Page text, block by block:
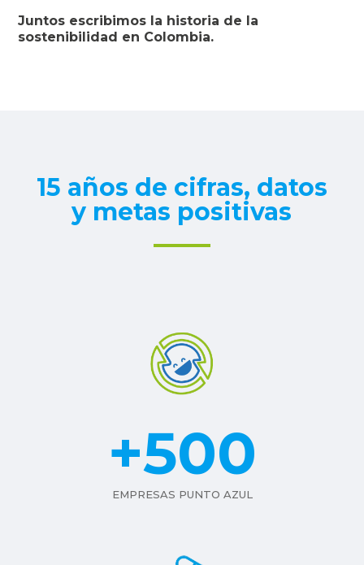
Juntos escribimos la historia de la
sostenibilidad en Colombia.
15 años de cifras, datos
y metas positivas
+500
EMPRESAS PUNTO AZUL